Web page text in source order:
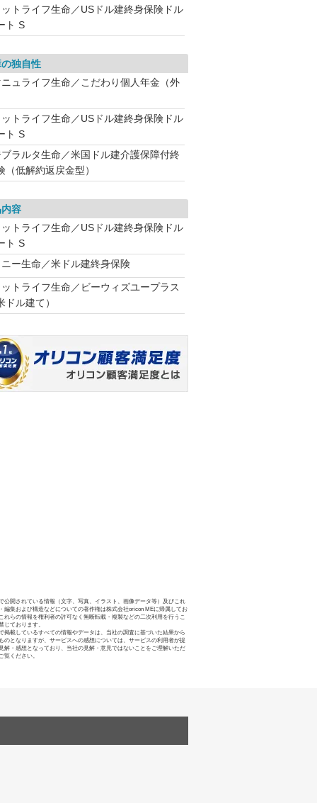
ットライフ生命／USドル建終身保険ドル
ト S
独自性
ニュライフ生命／こだわり個人年金（外
ットライフ生命／USドル建終身保険ドル
ト S
ブラルタ生命／米国ドル建介護保障付終
（低解約返戻金型）
容
ットライフ生命／USドル建終身保険ドル
ト S
ニー生命／米ドル建終身保険
ットライフ生命／ビーウィズユープラス
ドル建て）
公開されている情報（文字、写真、イラスト、画像データ等）及びこれ
編集および構造などについての著作権は株式会社oricon MEに帰属してお
れらの情報を権利者の許可なく無断転載・複製などの二次利用を行うこ
じております。
掲載しているすべての情報やデータは、当社の調査に基づいた結果から
のとなりますが、サービスへの感想については、サービスの利用者が提
解・感想となっており、当社の見解・意見ではないことをご理解いただ
覧ください。